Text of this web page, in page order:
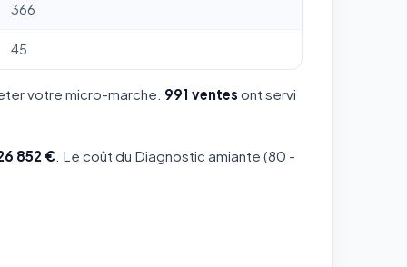
366
45
votre micro-marche. 991 ventes ont servi
852 € . Le coût du Diagnostic amiante (80 -